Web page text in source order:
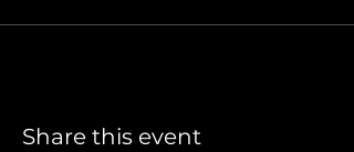
Share this event